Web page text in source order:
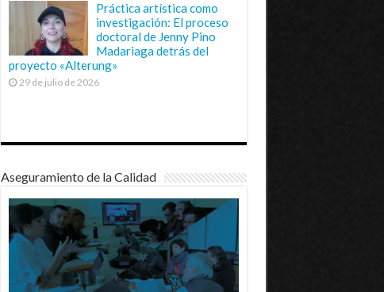
Práctica artística como
investigación: El proceso
doctoral de Jenny Pino
Madariaga detrás del
proyecto «Alterung»
29 de julio de 2026
Aseguramiento de la Calidad